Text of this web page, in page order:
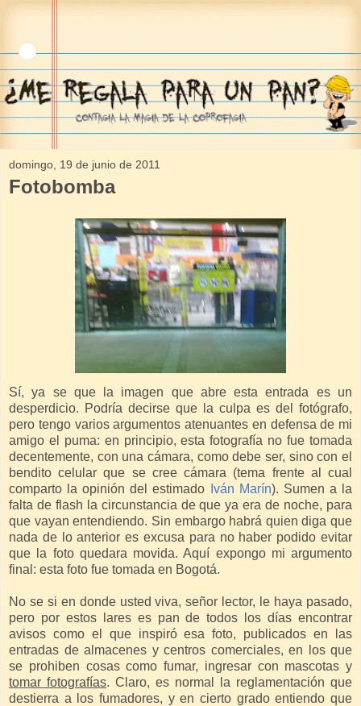
domingo, 19 de junio de 2011
Fotobomba
Sí, ya se que la imagen que abre esta entrada es un
desperdicio. Podría decirse que la culpa es del fotógrafo,
pero tengo varios argumentos atenuantes en defensa de mi
amigo el puma: en principio, esta fotografía no fue tomada
decentemente, con una cámara, como debe ser, sino con el
bendito celular que se cree cámara (tema frente al cual
comparto la opinión del estimado
Iván Marín). Sumen a la
falta de flash la circunstancia de que ya era de noche, para
que vayan entendiendo. Sin embargo habrá quien diga que
nada de lo anterior es excusa para no haber podido evitar
que la foto quedara movida. Aquí expongo mi argumento
final: esta foto fue tomada en Bogotá.
No se si en donde usted viva, señor lector, le haya pasado,
pero por estos lares es pan de todos los días encontrar
avisos como el que inspiró esa foto, publicados en las
entradas de almacenes y centros comerciales, en los que
se prohiben cosas como fumar, ingresar con mascotas y
tomar fotografías. Claro, es normal la reglamentación que
destierra a los fumadores, y en cierto grado entiendo que